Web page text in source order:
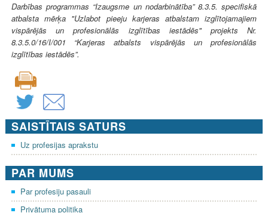
Darbības programmas “Izaugsme un nodarbinātība” 8.3.5. specifiskā
atbalsta mērķa "Uzlabot pieeju karjeras atbalstam izglītojamajiem
vispārējās un profesionālās izglītības iestādēs" projekts Nr.
8.3.5.0/16/I/001 “Karjeras atbalsts vispārējās un profesionālās
izglītības iestādēs”.
SAISTĪTAIS SATURS
Uz profesijas aprakstu
PAR MUMS
Par profesiju pasauli
Privātuma politika